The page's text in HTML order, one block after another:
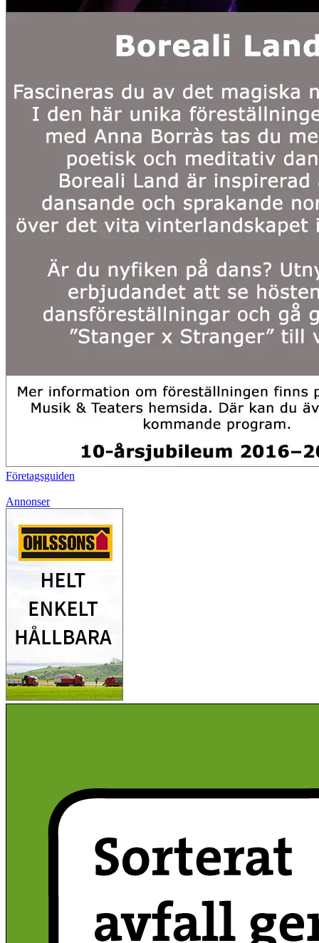
Företagsguiden
Annonser